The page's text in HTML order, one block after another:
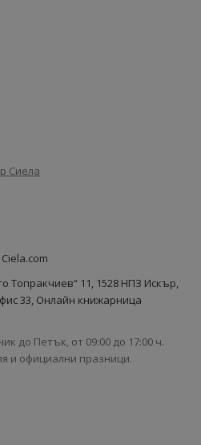
Сиела
Ciela.com
Топракчиев“ 11, 1528 НПЗ Искър,
33, Онлайн книжарница
до Петък, от 09:00 до 17:00 ч.
и официални празници.